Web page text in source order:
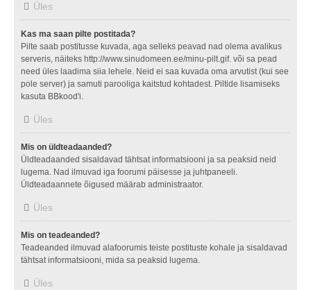
Üles
Kas ma saan pilte postitada?
Pilte saab postitusse kuvada, aga selleks peavad nad olema avalikus
serveris, näiteks http://www.sinudomeen.ee/minu-pilt.gif. või sa pead
need üles laadima siia lehele. Neid ei saa kuvada oma arvutist (kui see
pole server) ja samuti parooliga kaitstud kohtadest. Piltide lisamiseks
kasuta BBkood'i.
Üles
Mis on üldteadaanded?
Üldteadaanded sisaldavad tähtsat informatsiooni ja sa peaksid neid
lugema. Nad ilmuvad iga foorumi päisesse ja juhtpaneeli.
Üldteadaannete õigused määrab administraator.
Üles
Mis on teadeanded?
Teadeanded ilmuvad alafoorumis teiste postituste kohale ja sisaldavad
tähtsat informatsiooni, mida sa peaksid lugema.
Üles